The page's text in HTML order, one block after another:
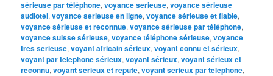
sérieuse par téléphone,voyance serieuse,voyance sérieuse
audiotel,voyance serieuse en ligne,voyance sérieuse et fiable,
voyance sérieuse et reconnue,voyance sérieuse par téléphone,
voyance suisse sérieuse,voyance téléphone sérieuse,voyance
tres serieuse,voyant africain sérieux,voyant connu et sérieux,
voyant par telephone sérieux,voyant sérieux,voyant sérieux et
reconnu,voyant serieux et repute,voyant serieux par telephone,